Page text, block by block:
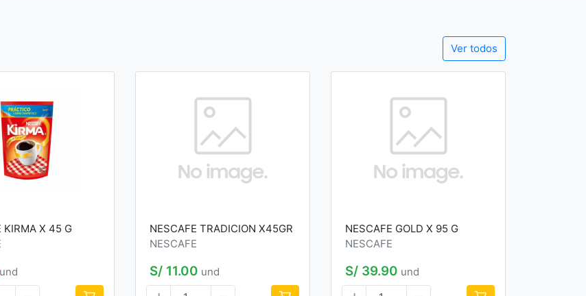
Ver todos
KIRMA X 45 G
und
NESCAFE TRADICION X45GR
NESCAFE
S/ 11.00 und
NESCAFE GOLD X 95 G
NESCAFE
S/ 39.90 und